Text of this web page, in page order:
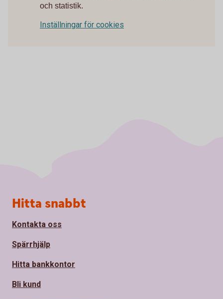
och statistik.
Inställningar för cookies
Sidfot
Hitta snabbt
Kontakta oss
Spärrhjälp
Hitta bankkontor
Bli kund